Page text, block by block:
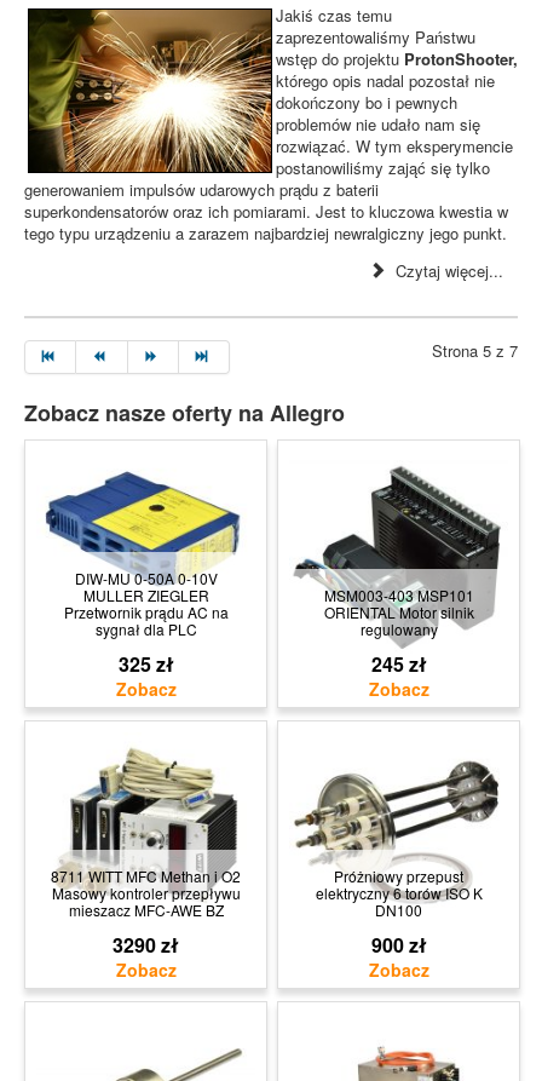
Jakiś czas temu
zaprezentowaliśmy Państwu
wstęp do projektu ProtonShooter,
którego opis nadal pozostał nie
dokończony bo i pewnych
problemów nie udało nam się
rozwiązać. W tym eksperymencie
postanowiliśmy zająć się tylko
generowaniem impulsów udarowych prądu z baterii
superkondensatorów oraz ich pomiarami. Jest to kluczowa kwestia w
tego typu urządzeniu a zarazem najbardziej newralgiczny jego punkt.
Czytaj więcej...
Strona 5 z 7
Zobacz nasze oferty na Allegro
DIW-MU 0-50A 0-10V
MULLER ZIEGLER
Przetwornik prądu AC na
sygnał dla PLC
325 zł
MSM003-403 MSP101
ORIENTAL Motor silnik
regulowany
245 zł
8711 WITT MFC Methan i O2
Masowy kontroler przepływu
mieszacz MFC-AWE BZ
3290 zł
Próżniowy przepust
elektryczny 6 torów ISO K
DN100
900 zł